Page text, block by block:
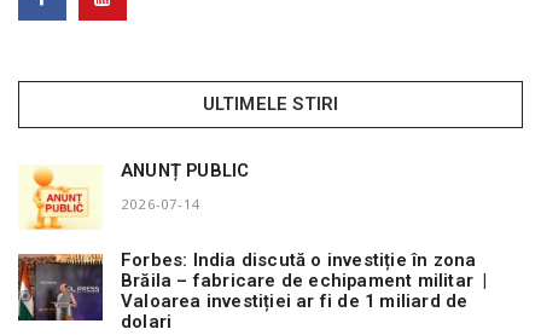
ULTIMELE STIRI
ANUNȚ PUBLIC
2026-07-14
Forbes: India discută o investiție în zona
Brăila – fabricare de echipament militar |
Valoarea investiției ar fi de 1 miliard de
dolari